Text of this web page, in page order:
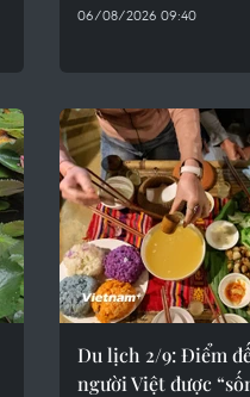
06/08/2026 09:40
Du lịch 2/9: Điểm
người Việt được